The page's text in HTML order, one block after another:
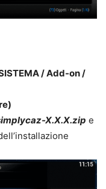
/ Add-on /
X.X.X.zip e